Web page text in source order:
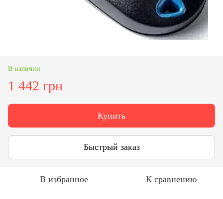
В наличии
1 442 грн
Купить
Быстрый заказ
В избранное К сравнению